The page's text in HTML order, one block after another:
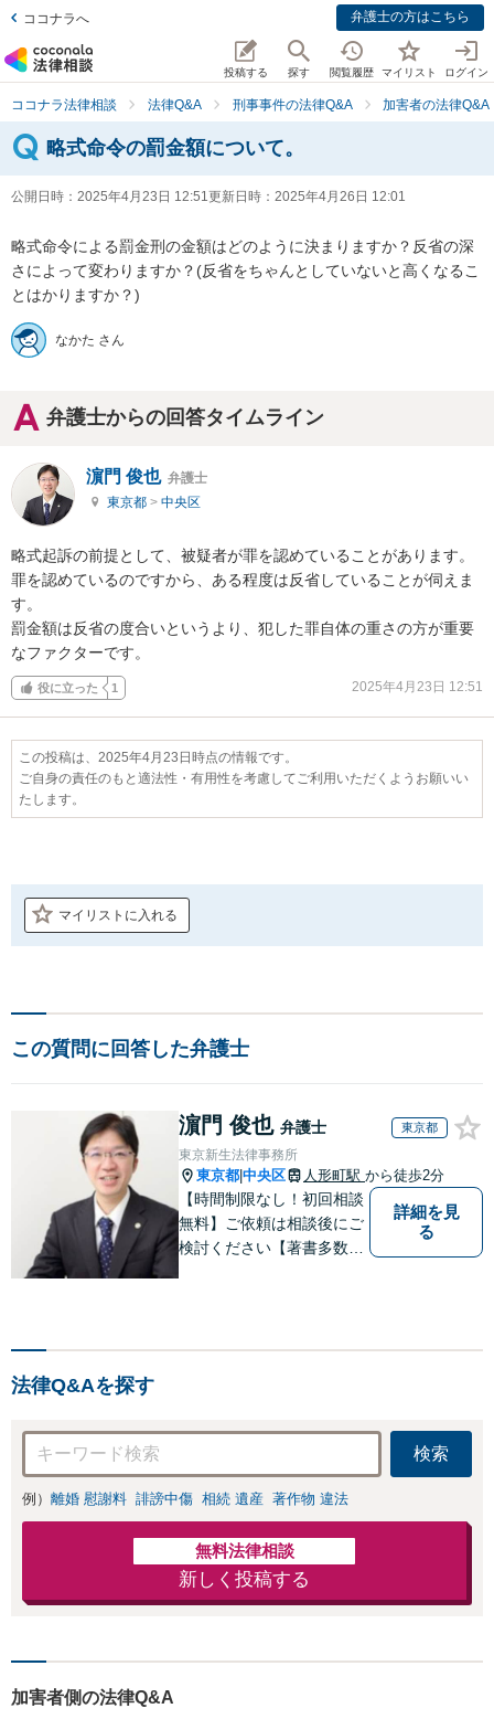
ココナラへ 弁護士の方はこちら
投稿する 探す 閲覧履歴 マイリスト ログイン
ココナラ法律相談 法律Q&A 刑事事件の法律Q&A 加害者の法律Q&A
略式命令の罰金額について。
公開日時： 2025年4月23日 12:51更新日時： 2025年4月26日 12:01
略式命令による罰金刑の金額はどのように決まりますか？反省の深
さによって変わりますか？(反省をちゃんとしていないと高くなるこ
とはかりますか？)
なかた さん
弁護士からの回答タイムライン
濵門 俊也 弁護士
東京都 > 中央区
略式起訴の前提として、被疑者が罪を認めていることがあります。
罪を認めているのですから、ある程度は反省していることが伺えま
す。
罰金額は反省の度合いというより、犯した罪自体の重さの方が重要
なファクターです。
役に立った 1 2025年4月23日 12:51
この投稿は、2025年4月23日時点の情報です。
ご自身の責任のもと適法性・有用性を考慮してご利用いただくようお願いい
たします。
マイリストに入れる
この質問に回答した弁護士
濵門 俊也 弁護士 東京都
東京新生法律事務所
東京都 中央区 人形町駅 から徒歩2分
【時間制限なし！初回相談
無料】ご依頼は相談後にご
検討ください【著書多数】
詳細を見
る
法律Q&Aを探す
検索
例） 離婚 慰謝料 誹謗中傷 相続 遺産 著作物 違法
無料法律相談
新しく投稿する
加害者側の法律Q&A